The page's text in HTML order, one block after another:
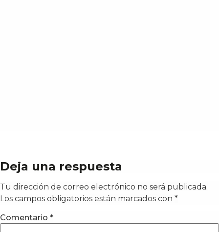
Deja una respuesta
Tu dirección de correo electrónico no será publicada.
Los campos obligatorios están marcados con *
Comentario *